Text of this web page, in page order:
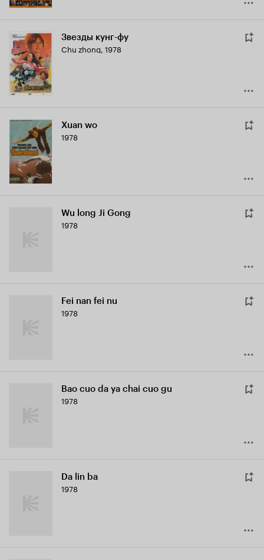
Звезды кунг-фу
Chu zhong, 1978
Xuan wo
1978
Wu long Ji Gong
1978
Fei nan fei nu
1978
Bao cuo da ya chai cuo gu
1978
Da lin ba
1978